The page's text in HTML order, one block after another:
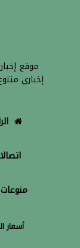
إخباري
منوعات
أسعار